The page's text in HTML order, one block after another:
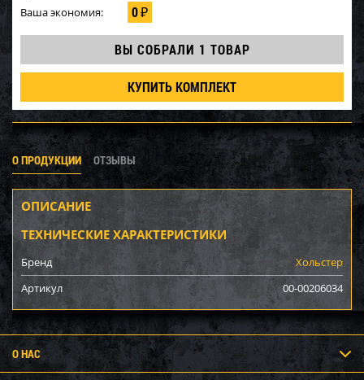
Ваша экономия: 0₽
ВЫ СОБРАЛИ 1 ТОВАР
КУПИТЬ КОМПЛЕКТ
О ПРОДУКЦИИ ОТЗЫВЫ
ОПИСАНИЕ
ТЕХНИЧЕСКИЕ ХАРАКТЕРИСТИКИ
Бренд
Хольстер
Артикул
00-00206034
О НАС